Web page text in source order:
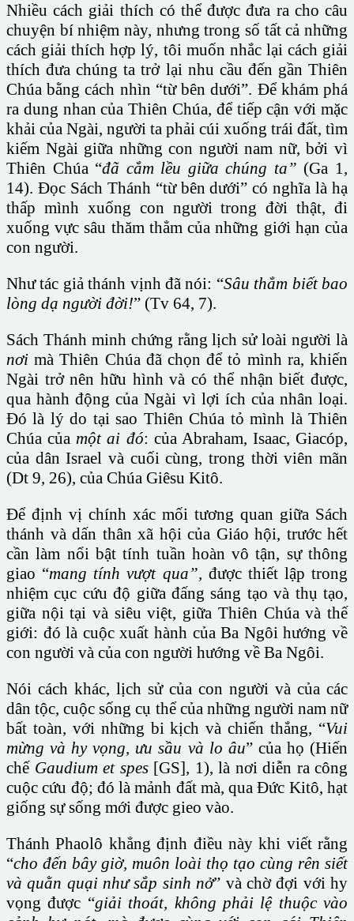
Nhiều cách giải thích có thể được đưa ra cho câu
chuyện bí nhiệm này, nhưng trong số tất cả những
cách giải thích hợp lý, tôi muốn nhắc lại cách giải
thích đưa chúng ta trở lại nhu cầu đến gần Thiên
Chúa bằng cách nhìn “từ bên dưới”. Để khám phá
ra dung nhan của Thiên Chúa, để tiếp cận với mặc
khải của Ngài, người ta phải cúi xuống trái đất, tìm
kiếm Ngài giữa những con người nam nữ, bởi vì
Thiên Chúa “đã cắm lều giữa chúng ta” (Ga 1,
14). Đọc Sách Thánh “từ bên dưới” có nghĩa là hạ
thấp mình xuống con người trong đời thật, đi
xuống vực sâu thăm thẳm của những giới hạn của
con người.
Như tác giả thánh vịnh đã nói: “Sâu thẳm biết bao
lòng dạ người đời!” (Tv 64, 7).
Sách Thánh minh chứng rằng lịch sử loài người là
nơimà Thiên Chúa đã chọn để tỏ mình ra, khiến
Ngài trở nên hữu hình và có thể nhận biết được,
qua hành động của Ngài vì lợi ích của nhân loại.
Đó là lý do tại sao Thiên Chúa tỏ mình là Thiên
Chúa củamột ai đó: của Abraham, Isaac, Giacóp,
của dân Israel và cuối cùng, trong thời viên mãn
(Dt 9, 26), của Chúa Giêsu Kitô.
Để định vị chính xác mối tương quan giữa Sách
thánh và dấn thân xã hội của Giáo hội, trước hết
cần làm nổi bật tính tuần hoàn vô tận, sự thông
giao “mang tính vượt qua”, được thiết lập trong
nhiệm cục cứu độ giữa đấng sáng tạo và thụ tạo,
giữa nội tại và siêu việt, giữa Thiên Chúa và thế
giới: đó là cuộc xuất hành của Ba Ngôi hướng về
con người và của con người hướng về Ba Ngôi.
Nói cách khác, lịch sử của con người và của các
dân tộc, cuộc sống cụ thể của những người nam nữ
bất toàn, với những bi kịch và chiến thắng, “Vui
mừng và hy vọng, ưu sầu và lo âu” của họ (Hiến
chế Gaudium et spes[GS], 1), là nơi diễn ra công
cuộc cứu độ; đó là mảnh đất mà, qua Đức Kitô, hạt
giống sự sống mới được gieo vào.
Thánh Phaolô khẳng định điều này khi viết rằng
“cho đến bây giờ, muôn loài thọ tạo cùng rên siết
và quằn quại như sắp sinh nở” và chờ đợi với hy
vọng được “giải thoát, không phải lệ thuộc vào